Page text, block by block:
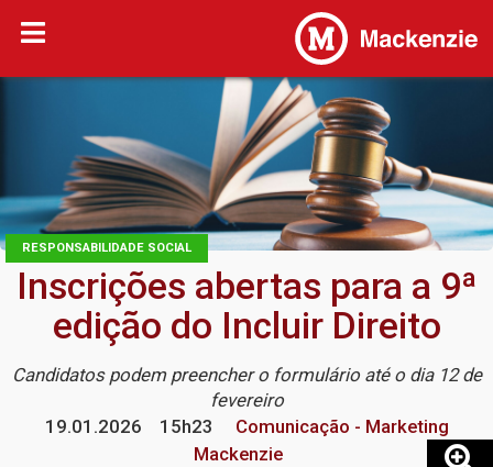
RESPONSABILIDADE SOCIAL
Inscrições abertas para a 9ª
edição do Incluir Direito
Candidatos podem preencher o formulário até o dia 12 de
fevereiro
19.01.2026
15h23
Comunicação - Marketing
Mackenzie